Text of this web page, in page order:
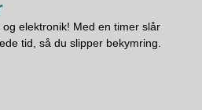
elektronik! Med en timer slår
tid, så du slipper bekymring.